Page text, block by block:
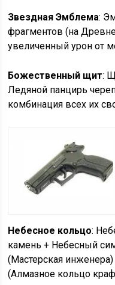
Звездная Эмблема:
фрагментов (на
увеличенный урон от
Божественный щит:
Ледяной панцирь
комбинация всех их
Небесное кольцо:
камень + Небесный
(Мастерская
(Алмазное кольцо